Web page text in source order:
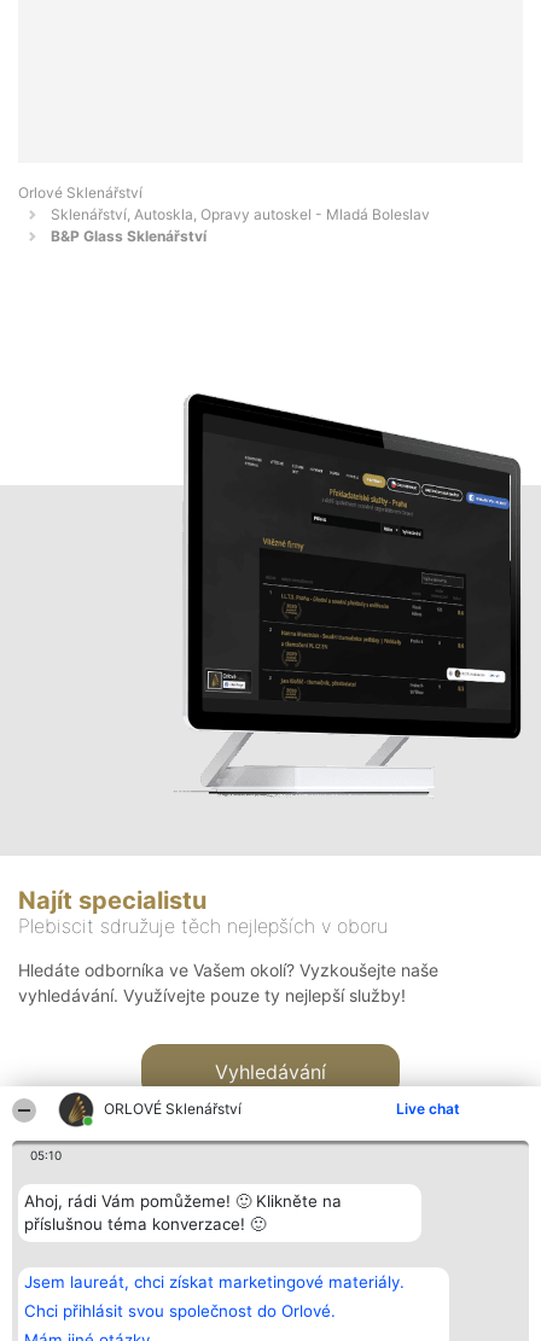
ORLOVÉ Sklenářství Live chat
05:10
Ahoj, rádi Vám pomůžeme! 🙂 Klikněte na
příslušnou téma konverzace! 🙂
Jsem laureát, chci získat marketingové materiály.
Chci přihlásit svou společnost do Orlové.
Orlové Sklenářství
Sklenářství, Autoskla, Opravy autoskel - Mladá Boleslav
B&P Glass Sklenářství
Najít specialistu
Plebiscit sdružuje těch nejlepších v oboru
Hledáte odborníka ve Vašem okolí? Vyzkoušejte naše
vyhledávání. Využívejte pouze ty nejlepší služby!
Vyhledávání
Bright Side Solutions sp. z o.
o. sp. k.
ul. Ruska 22
Wrocław 50-079
Vítězové
Seznam všech
laureátů
Zásady
Kontakt